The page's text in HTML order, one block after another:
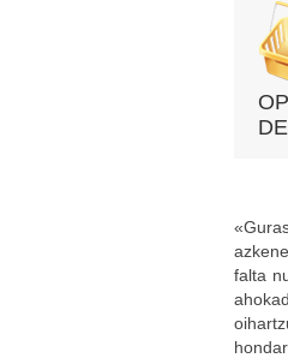
falta